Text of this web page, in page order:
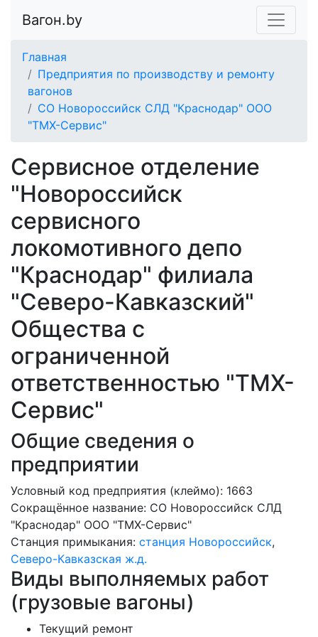
Вагон.by
Главная
Предприятия по производству и ремонту
вагонов
СО Новороссийск СЛД "Краснодар" ООО
"ТМХ-Сервис"
Сервисное отделение
"Новороссийск
сервисного
локомотивного депо
"Краснодар" филиала
"Северо-Кавказский"
Общества с
ограниченной
ответственностью "ТМХ-
Сервис"
Общие сведения о
предприятии
Условный код предприятия (клеймо): 1663
Сокращённое название: СО Новороссийск СЛД
"Краснодар" ООО "ТМХ-Сервис"
Станция примыкания: станция Новороссийск,
Северо-Кавказская ж.д.
Виды выполняемых работ
(грузовые вагоны)
Текущий ремонт